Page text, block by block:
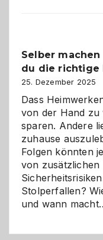
und
Zukunft
Selber
du die richtige
25. Dezember 2025
Dass
von der Hand zu
sparen. Andere
zuhause
Folgen könnten
von zusätzlichen
Stolperfallen?
und wann